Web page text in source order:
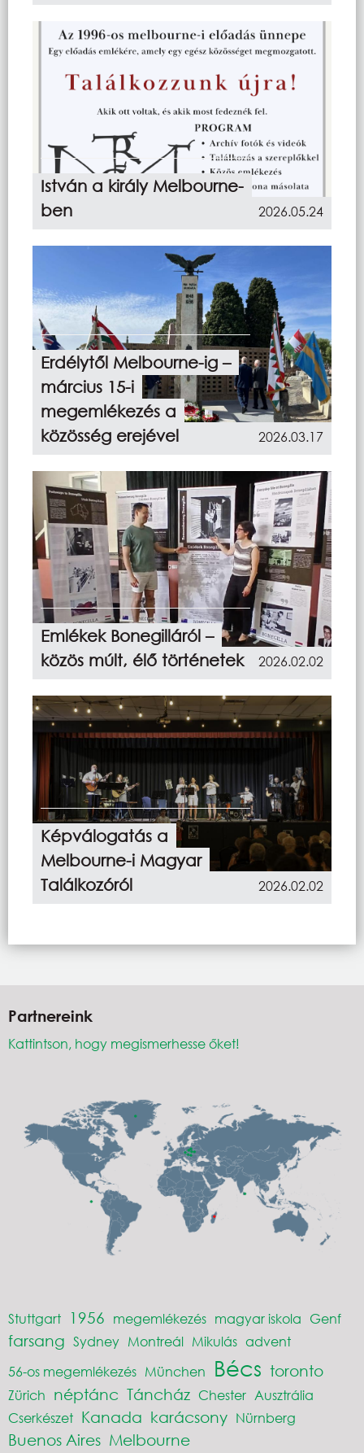
István a király Melbourne-
ben
2026.05.24
Erdélytől Melbourne-ig –
március 15-i
megemlékezés a
közösség erejével
2026.03.17
Emlékek Bonegilláról –
közös múlt, élő történetek
2026.02.02
Képválogatás a
Melbourne-i Magyar
Találkozóról
2026.02.02
Partnereink
Kattintson, hogy megismerhesse őket!
Stuttgart 1956 megemlékezés magyar iskola Genf
farsang Sydney Montreál Mikulás advent
56-os megemlékezés München Bécs toronto
Zürich néptánc Táncház Chester Ausztrália
Cserkészet Kanada karácsony Nürnberg
Buenos Aires Melbourne